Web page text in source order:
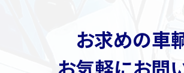
お求めの車